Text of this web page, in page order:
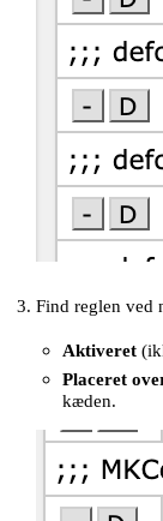
Find reglen ved
Aktiveret
Placeret
kæden.